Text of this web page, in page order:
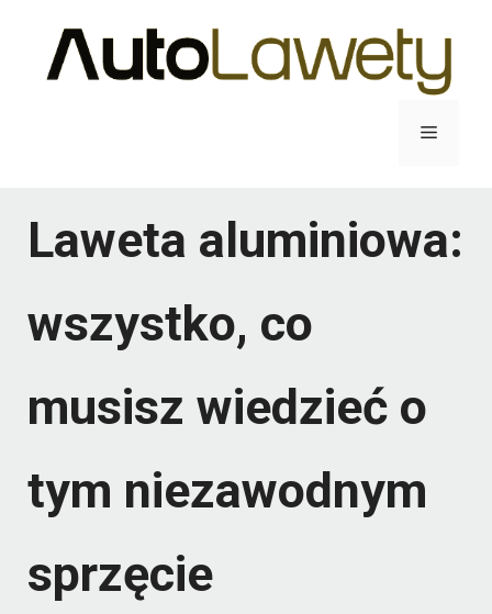
Menu
Laweta aluminiowa:
wszystko, co
musisz wiedzieć o
tym niezawodnym
sprzęcie